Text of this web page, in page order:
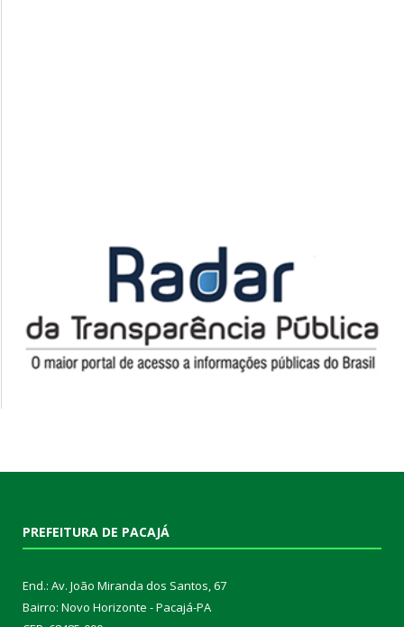
PREFEITURA DE PACAJÁ
End.: Av. João Miranda dos Santos, 67
Bairro: Novo Horizonte - Pacajá-PA